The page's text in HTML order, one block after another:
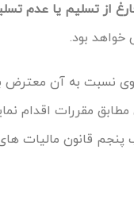
از تسلیم یا عدم
خواهد بود.
وی نسبت به آن معترض
مقررات اقدام
پنجم قانون مالیات